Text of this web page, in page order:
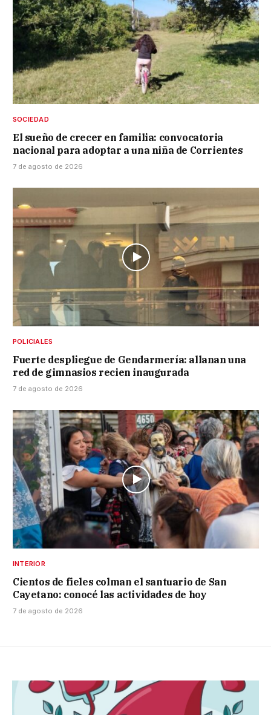
SOCIEDAD
El sueño de crecer en familia: convocatoria
nacional para adoptar a una niña de Corrientes
7 de agosto de 2026
POLICIALES
Fuerte despliegue de Gendarmería: allanan una
red de gimnasios recien inaugurada
7 de agosto de 2026
INTERIOR
Cientos de fieles colman el santuario de San
Cayetano: conocé las actividades de hoy
7 de agosto de 2026